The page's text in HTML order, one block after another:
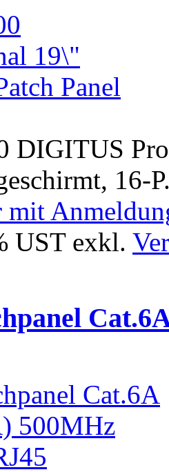
DIGITUS
16-
mit
UST exkl.